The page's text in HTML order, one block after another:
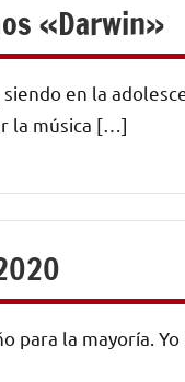
«Darwin»
en la
la música […]
para la mayoría.